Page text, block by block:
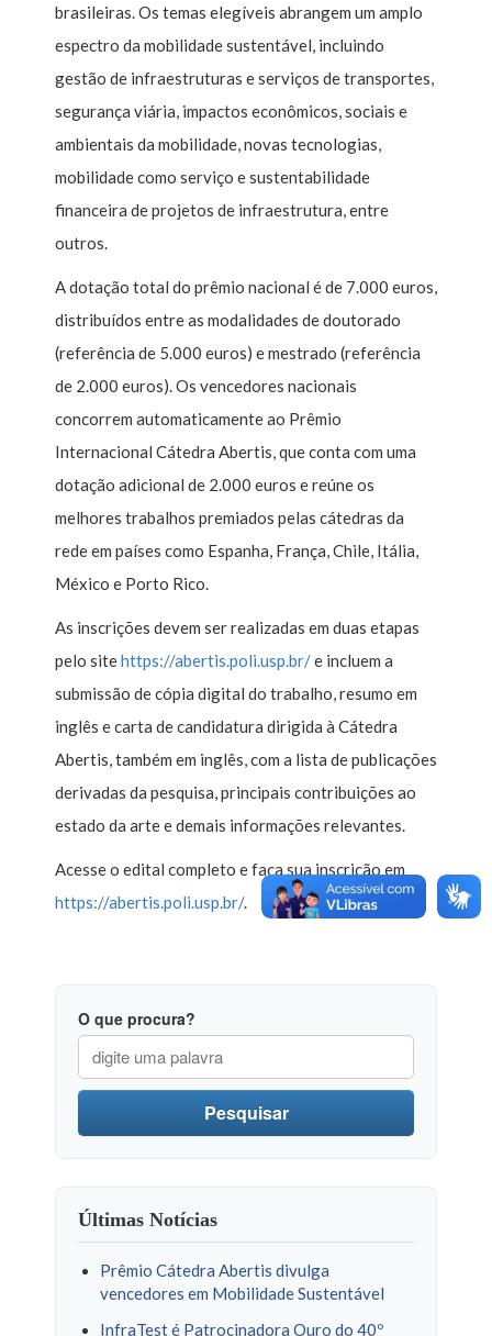
brasileiras. Os temas elegíveis abrangem um amplo
espectro da mobilidade sustentável, incluindo
gestão de infraestruturas e serviços de transportes,
segurança viária, impactos econômicos, sociais e
ambientais da mobilidade, novas tecnologias,
mobilidade como serviço e sustentabilidade
financeira de projetos de infraestrutura, entre
outros.
A dotação total do prêmio nacional é de 7.000 euros,
distribuídos entre as modalidades de doutorado
(referência de 5.000 euros) e mestrado (referência
de 2.000 euros). Os vencedores nacionais
concorrem automaticamente ao Prêmio
Internacional Cátedra Abertis, que conta com uma
dotação adicional de 2.000 euros e reúne os
melhores trabalhos premiados pelas cátedras da
rede em países como Espanha, França, Chile, Itália,
México e Porto Rico.
As inscrições devem ser realizadas em duas etapas
pelo sitehttps://abertis.poli.usp.br/e incluem a
submissão de cópia digital do trabalho, resumo em
inglês e carta de candidatura dirigida à Cátedra
Abertis, também em inglês, com a lista de publicações
derivadas da pesquisa, principais contribuições ao
estado da arte e demais informações relevantes.
Acesse o edital completo e faça sua inscrição em
https://abertis.poli.usp.br/.
O que procura?
Pesquisar
Últimas Notícias
Prêmio Cátedra Abertis divulga
vencedores em Mobilidade Sustentável
InfraTest é Patrocinadora Ouro do 40º